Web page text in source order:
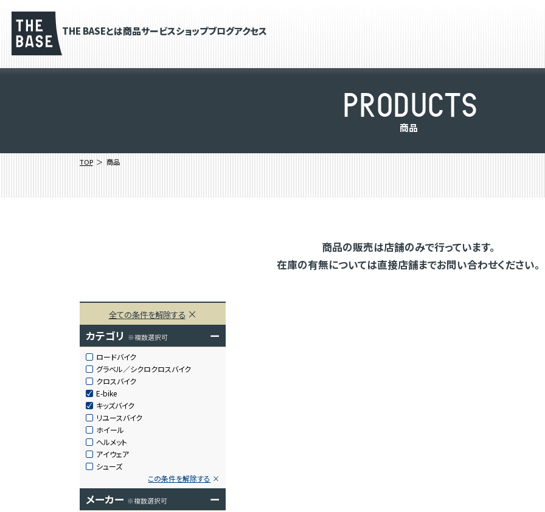
THE BASEとは商品サービスショップブログアクセス
PRODUCTS
商品
TOP 商品
商品の販売は店舗のみで行っています。
在庫の有無については直接店舗までお問い合わせください。
全ての条件を解除する
カテゴリ ※複数選択可 ー
ロードバイク
グラベル／シクロクロスバイク
クロスバイク
E-bike
キッズバイク
リユースバイク
ホイール
ヘルメット
アイウェア
シューズ
この条件を解除する
メーカー ※複数選択可 ー